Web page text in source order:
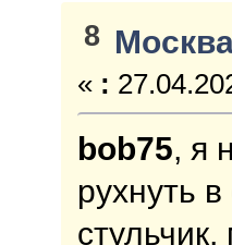
8
« :
bob75, я
рухнуть